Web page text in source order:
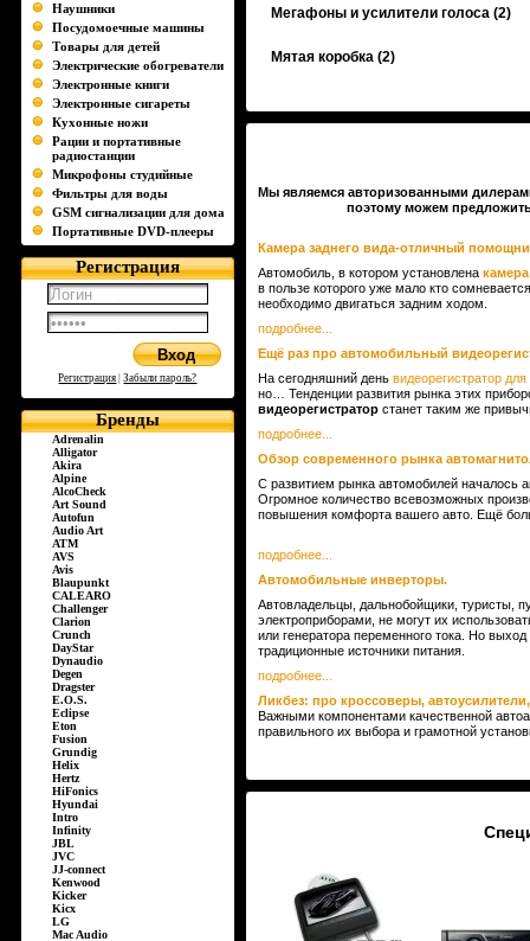
Наушники
Посудомоечные машины
Товары для детей
Электрические обогреватели
Электронные книги
Электронные сигареты
Кухонные ножи
Рации и портативные
радиостанции
Микрофоны студийные
Фильтры для воды
GSM сигнализации для дома
Портативные DVD-плееры
Регистрация
Регистрация |Забыли пароль?
Бренды
Adrenalin
Alligator
Akira
Alpine
AlcoCheck
Art Sound
Autofun
Audio Art
ATM
AVS
Avis
Blaupunkt
CALEARO
Challenger
Clarion
Crunch
DayStar
Dynaudio
Degen
Dragster
E.O.S.
Eclipse
Eton
Fusion
Grundig
Helix
Hertz
HiFonics
Hyundai
Intro
Infinity
JBL
JVC
JJ-connect
Kenwood
Kicker
Kicx
LG
Mac Audio
Мегафоны и усилители голоса (2)
Мятая коробка (2)
Мы являемся авторизованными
поэтому можем
Камера заднего вида-отличный
Автомобиль, в котором установлена
в пользе которого уже мало кто
необходимо двигаться задним ходом.
подробнее...
Ещё раз про автомобильный
На сегодняшний день видеорегистратор
но… Тенденции развития рынка этих
видеорегистратор станет таким же
подробнее...
Обзор современного рынка
С развитием рынка автомобилей началось
Огромное количество всевозможных
повышения комфорта вашего авто. Ещё
подробнее...
Автомобильные инверторы.
Автовладельцы, дальнобойщики, туристы,
электроприборами, не могут их
или генератора переменного тока. Но
традиционные источники питания.
подробнее...
Ликбез: про кроссоверы, автоусилители,
Важными компонентами качественной
правильного их выбора и грамотной